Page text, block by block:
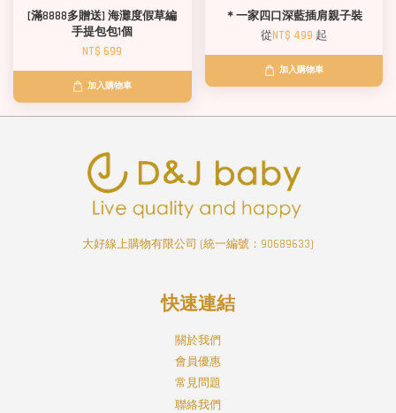
[滿8888多贈送] 海灘度假草編
手提包包1個
NT$ 699
加入購物車
＊一家四口深藍插肩親子裝
從NT$ 499 起
加入購物車
大好線上購物有限公司 (統一編號：90689633)
快速連結
關於我們
會員優惠
常見問題
聯絡我們